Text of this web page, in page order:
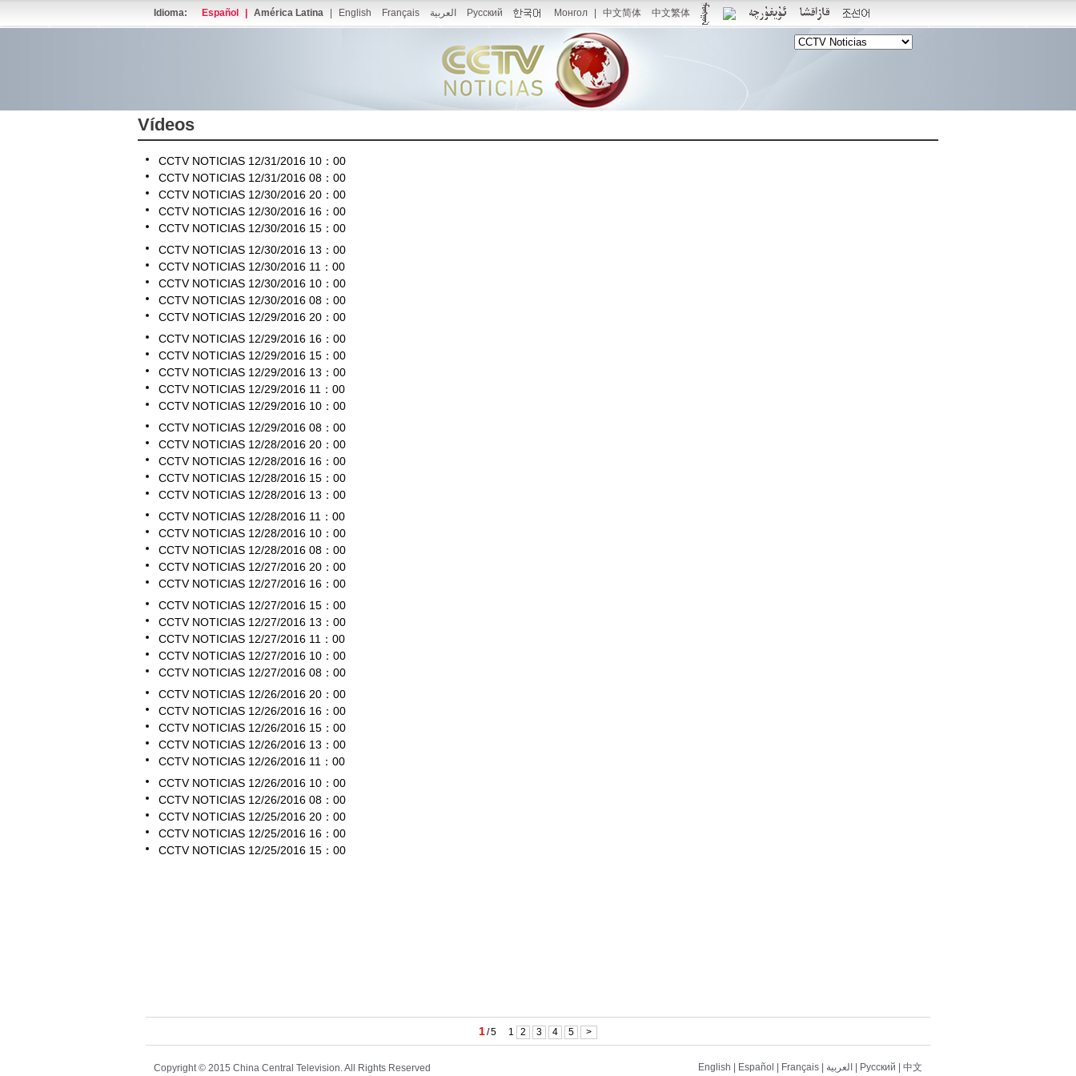
Idioma: Español América Latina English Français العربية Русский Монгол 中文简体 中文繁体
Vídeos
CCTV NOTICIAS 12/31/2016 10：00
CCTV NOTICIAS 12/31/2016 08：00
CCTV NOTICIAS 12/30/2016 20：00
CCTV NOTICIAS 12/30/2016 16：00
CCTV NOTICIAS 12/30/2016 15：00
CCTV NOTICIAS 12/30/2016 13：00
CCTV NOTICIAS 12/30/2016 11：00
CCTV NOTICIAS 12/30/2016 10：00
CCTV NOTICIAS 12/30/2016 08：00
CCTV NOTICIAS 12/29/2016 20：00
CCTV NOTICIAS 12/29/2016 16：00
CCTV NOTICIAS 12/29/2016 15：00
CCTV NOTICIAS 12/29/2016 13：00
CCTV NOTICIAS 12/29/2016 11：00
CCTV NOTICIAS 12/29/2016 10：00
CCTV NOTICIAS 12/29/2016 08：00
CCTV NOTICIAS 12/28/2016 20：00
CCTV NOTICIAS 12/28/2016 16：00
CCTV NOTICIAS 12/28/2016 15：00
CCTV NOTICIAS 12/28/2016 13：00
CCTV NOTICIAS 12/28/2016 11：00
CCTV NOTICIAS 12/28/2016 10：00
CCTV NOTICIAS 12/28/2016 08：00
CCTV NOTICIAS 12/27/2016 20：00
CCTV NOTICIAS 12/27/2016 16：00
CCTV NOTICIAS 12/27/2016 15：00
CCTV NOTICIAS 12/27/2016 13：00
CCTV NOTICIAS 12/27/2016 11：00
CCTV NOTICIAS 12/27/2016 10：00
CCTV NOTICIAS 12/27/2016 08：00
CCTV NOTICIAS 12/26/2016 20：00
CCTV NOTICIAS 12/26/2016 16：00
CCTV NOTICIAS 12/26/2016 15：00
CCTV NOTICIAS 12/26/2016 13：00
CCTV NOTICIAS 12/26/2016 11：00
CCTV NOTICIAS 12/26/2016 10：00
CCTV NOTICIAS 12/26/2016 08：00
CCTV NOTICIAS 12/25/2016 20：00
CCTV NOTICIAS 12/25/2016 16：00
CCTV NOTICIAS 12/25/2016 15：00
1/5 1 2 3 4 5 >
Copyright © 2015 China Central Television. All Rights Reserved English Español Français العربية Pусский 中文